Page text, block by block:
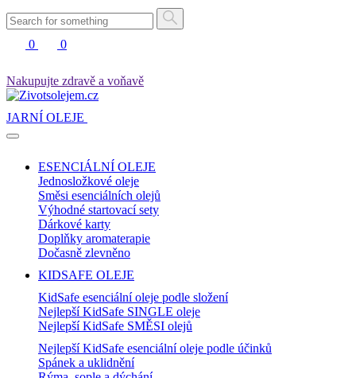
0 0
Nakupujte zdravě a voňavě
JARNÍ OLEJE
ESENCIÁLNÍ OLEJE
Jednosložkové oleje
Směsi esenciálních olejů
Výhodné startovací sety
Dárkové karty
Doplňky aromaterapie
Dočasně zlevněno
KIDSAFE OLEJE
KidSafe esenciální oleje podle složení
Nejlepší KidSafe SINGLE oleje
Nejlepší KidSafe SMĚSI olejů
Nejlepší KidSafe esenciální oleje podle účinků
Spánek a uklidnění